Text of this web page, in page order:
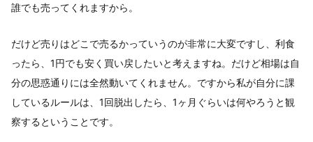
誰でも売ってくれますから。
だけど売りはどこで売るかっていうのが非常に大変ですし、利食
ったら、1円でも安く買い戻したいと考えますね。だけど相場は自
分の思惑通りには全然動いてくれません。ですから私が自分に課
しているルールは、1回脱出したら、1ヶ月ぐらいは何やろうと観
察するということです。